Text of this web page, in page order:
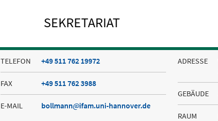
SEKRETARIAT
TELEFON +49 511 762 19972
FAX +49 511 762 3988
E-MAIL bollmann ifam.uni-hannover.de
ADRESSE
GEBÄUDE
RAUM